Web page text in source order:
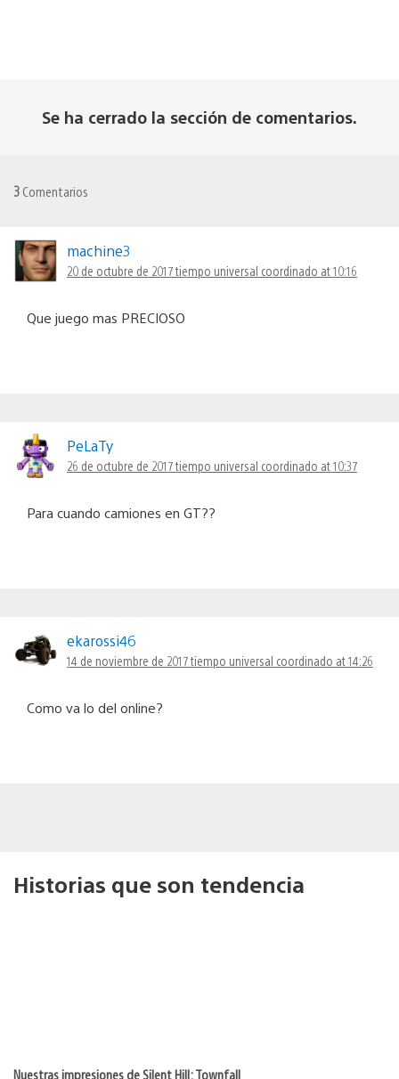
Se ha cerrado la sección de comentarios.
3 Comentarios
machine3
20 de octubre de 2017 tiempo universal coordinado at 10:16
Que juego mas PRECIOSO
PeLaTy
26 de octubre de 2017 tiempo universal coordinado at 10:37
Para cuando camiones en GT??
ekarossi46
14 de noviembre de 2017 tiempo universal coordinado at 14:26
Como va lo del online?
Historias que son tendencia
Nuestras impresiones de Silent Hill: Townfall